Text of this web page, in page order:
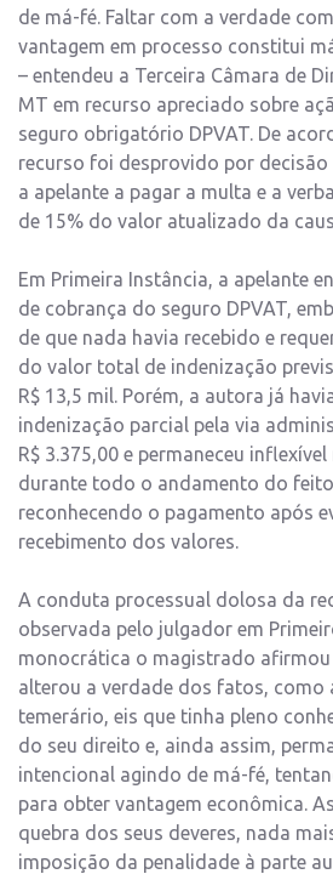
de má-fé. Faltar com a verdade
vantagem em processo constitui
– entendeu a Terceira Câmara de
MT em recurso apreciado sobre
seguro obrigatório DPVAT. De
recurso foi desprovido por decisão
a apelante a pagar a multa e a
de 15% do valor atualizado da
Em Primeira Instância, a apelante
de cobrança do seguro DPVAT,
de que nada havia recebido e
do valor total de indenização
R$ 13,5 mil. Porém, a autora já
indenização parcial pela via
R$ 3.375,00 e permaneceu
durante todo o andamento do
reconhecendo o pagamento após
recebimento dos valores.
A conduta processual dolosa da
observada pelo julgador em
monocrática o magistrado afirmou
alterou a verdade dos fatos, como
temerário, eis que tinha pleno
do seu direito e, ainda assim,
intencional agindo de má-fé,
para obter vantagem econômica.
quebra dos seus deveres, nada
imposição da penalidade à parte